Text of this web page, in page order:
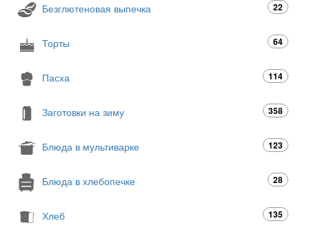
Безглютеновая выпечка 22
Торты 64
Пасха 114
Заготовки на зиму 358
Блюда в мультиварке 123
Блюда в хлебопечке 28
Хлеб 135